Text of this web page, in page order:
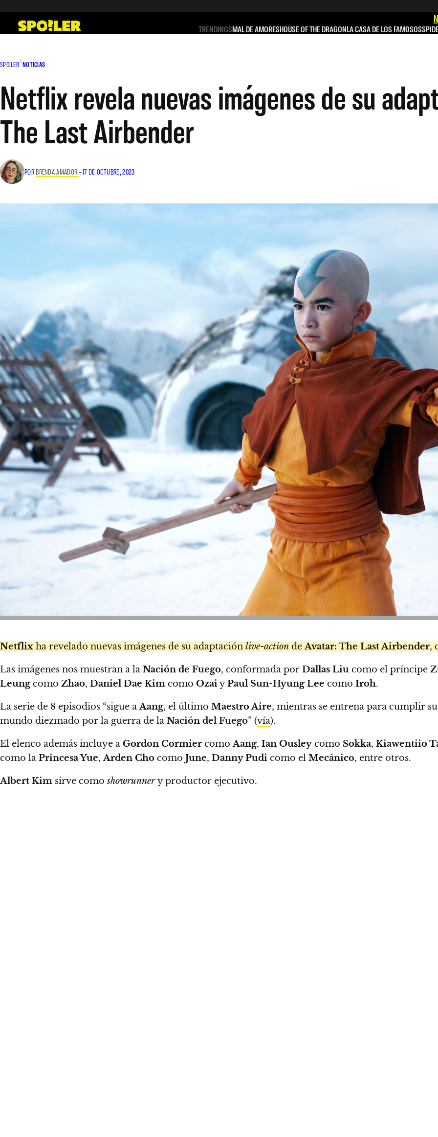
contenido
TRENDINGSMAL DE AMORESHOUSE OF THE DRAGONLA CASA DE LOS FAMOSOS
SPOILER NOTICIAS
Netflix revela nuevas imágenes de su
The Last Airbender
POR BRENDA AMADOR–17 DE OCTUBRE, 2023
Netflix ha revelado nuevas imágenes de su adaptación live-action deAvatar: The Last Airbender,
Las imágenes nos muestran a la Nación de Fuego, conformada por Dallas Liu como el príncipe
Leungcomo Zhao, Daniel Dae Kim como OzaiyPaul Sun-Hyung Lee como Iroh.
La serie de 8 episodios “sigue aAang, el último Maestro Aire, mientras se entrena para cumplir
mundo diezmado por la guerra de la Nación del Fuego” (vía).
El elenco además incluye a Gordon Cormier comoAang, Ian Ousley como Sokka, Kiawentiio
como la Princesa Yue,Arden Cho como June, Danny Pudi como el Mecánico, entre otros.
Albert Kim sirve comoshowrunnery productor ejecutivo.